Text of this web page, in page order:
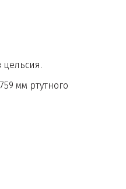
цельсия.
мм ртутного